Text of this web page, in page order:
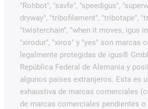
"Rohbot", "savfe", "speedigus",
dryway", "tribofilament", "tribotape",
"twisterchain", "when it moves, igus
"xirodur", "xiros" y "yes" son marcas
legalmente protegidas de igus®
República Federal de Alemania y
algunos países extranjeros. Esta es
exhaustiva de marcas comerciales
de marcas comerciales pendientes o